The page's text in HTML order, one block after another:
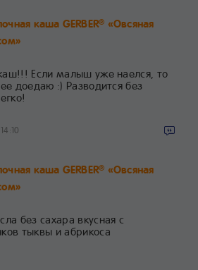
каша GERBER® «Овсяная
Если малыш уже наелся, то
доедаю :) Разводится без
каша GERBER® «Овсяная
без сахара вкусная с
тыквы и абрикоса